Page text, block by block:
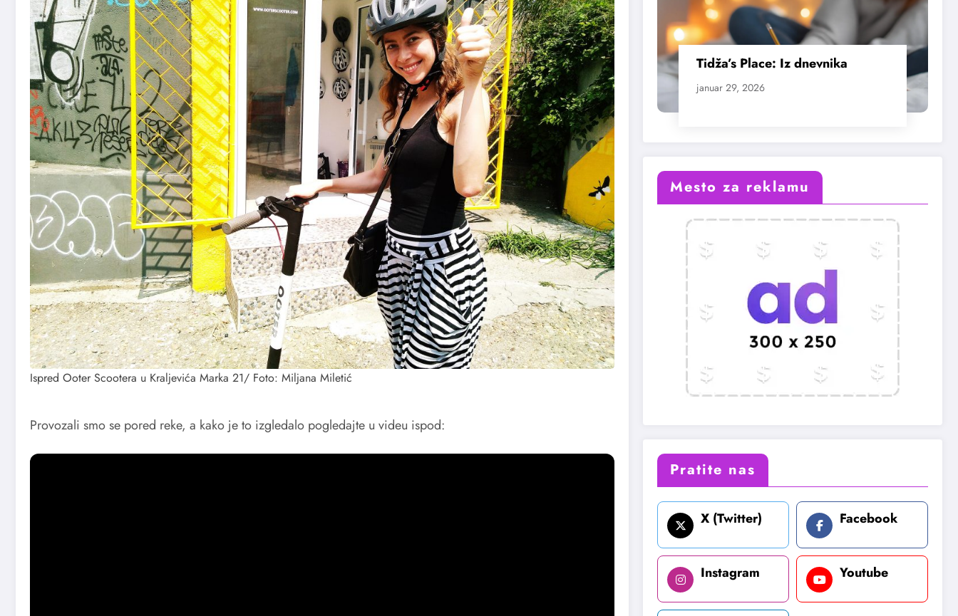
Ispred Ooter Scootera u Kraljevića Marka 21/ Foto: Miljana Miletić
Provozali smo se pored reke, a kako je to izgledalo pogledajte u videu ispod:
Tidža’s Place: Iz dnevnika
januar 29, 2026
Mesto za reklamu
Pratite nas
X (Twitter) Facebook
Instagram Youtube